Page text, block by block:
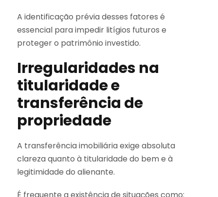
A identificação prévia desses fatores é
essencial para impedir litígios futuros e
proteger o patrimônio investido.
Irregularidades na
titularidade e
transferência de
propriedade
A transferência imobiliária exige absoluta
clareza quanto à titularidade do bem e à
legitimidade do alienante.
É frequente a existência de situações como: